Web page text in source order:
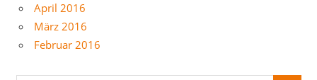
April 2016
März 2016
Februar 2016